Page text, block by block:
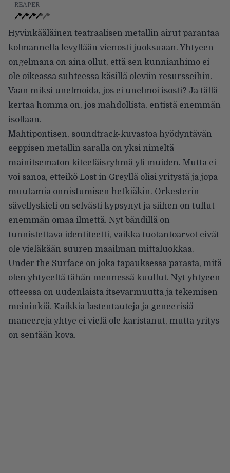
REAPER
Hyvinkääläinen teatraalisen metallin airut parantaa
kolmannella levyllään vienosti juoksuaan. Yhtyeen
ongelmana on aina ollut, että sen kunnianhimo ei
ole oikeassa suhteessa käsillä oleviin resursseihin.
Vaan miksi unelmoida, jos ei unelmoi isosti? Ja tällä
kertaa homma on, jos mahdollista, entistä enemmän
isollaan.
Mahtipontisen, soundtrack-kuvastoa hyödyntävän
eeppisen metallin saralla on yksi nimeltä
mainitsematon kiteeläisryhmä yli muiden. Mutta ei
voi sanoa, etteikö Lost in Greyllä olisi yritystä ja jopa
muutamia onnistumisen hetkiäkin. Orkesterin
sävellyskieli on selvästi kypsynyt ja siihen on tullut
enemmän omaa ilmettä. Nyt bändillä on
tunnistettava identiteetti, vaikka tuotantoarvot eivät
ole vieläkään suuren maailman mittaluokkaa.
Under the Surface on joka tapauksessa parasta, mitä
olen yhtyeeltä tähän mennessä kuullut. Nyt yhtyeen
otteessa on uudenlaista itsevarmuutta ja tekemisen
meininkiä. Kaikkia lastentauteja ja geneerisiä
maneereja yhtye ei vielä ole karistanut, mutta yritys
on sentään kova.